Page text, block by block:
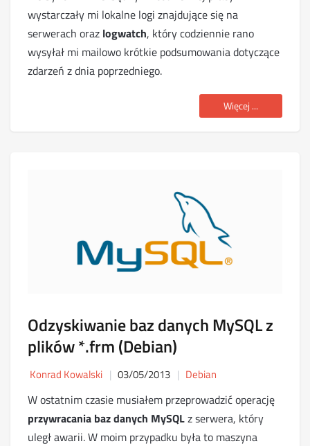
wystarczały mi lokalne logi znajdujące się na
serwerach oraz logwatch, który codziennie rano
wysyłał mi mailowo krótkie podsumowania dotyczące
zdarzeń z dnia poprzedniego.
Więcej ...
Odzyskiwanie baz danych MySQL z
plików *.frm (Debian)
Konrad Kowalski 03/05/2013 Debian
W ostatnim czasie musiałem przeprowadzić operację
przywracania baz danych MySQLz serwera, który
uległ awarii. W moim przypadku była to maszyna